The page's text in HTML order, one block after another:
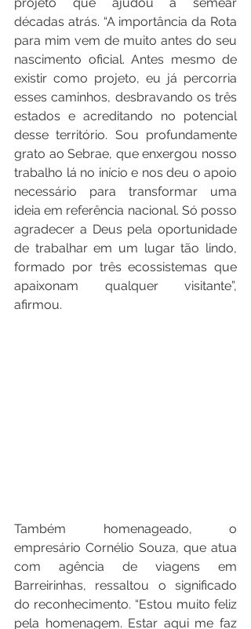
projeto que ajudou a semear
décadas atrás. “A importância da Rota
para mim vem de muito antes do seu
nascimento oficial. Antes mesmo de
existir como projeto, eu já percorria
esses caminhos, desbravando os três
estados e acreditando no potencial
desse território. Sou profundamente
grato ao Sebrae, que enxergou nosso
trabalho lá no início e nos deu o apoio
necessário para transformar uma
ideia em referência nacional. Só posso
agradecer a Deus pela oportunidade
de trabalhar em um lugar tão lindo,
formado por três ecossistemas que
apaixonam qualquer visitante”,
afirmou.
Também homenageado, o
empresário Cornélio Souza, que atua
com agência de viagens em
Barreirinhas, ressaltou o significado
do reconhecimento. “Estou muito feliz
pela homenagem. Estar aqui me faz